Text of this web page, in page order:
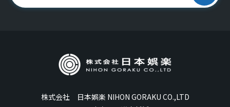
株式会社 日本娯楽 NIHON GORAKU CO.,LTD